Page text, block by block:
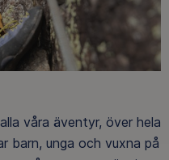
våra äventyr, över hela
barn, unga och vuxna på